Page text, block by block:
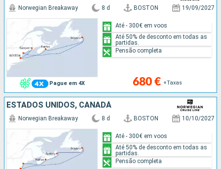
Pague em 4X
Norwegian Breakaway 8 d BOSTON 19/09/2027
680 € +Taxas
Até - 300€ em voos
Até 50% de desconto em todas as
partidas.
Pensão completa
ESTADOS UNIDOS, CANADÁ
Norwegian Breakaway 8 d BOSTON 10/10/2027
Até - 300€ em voos
Até 50% de desconto em todas as
partidas.
Pensão completa